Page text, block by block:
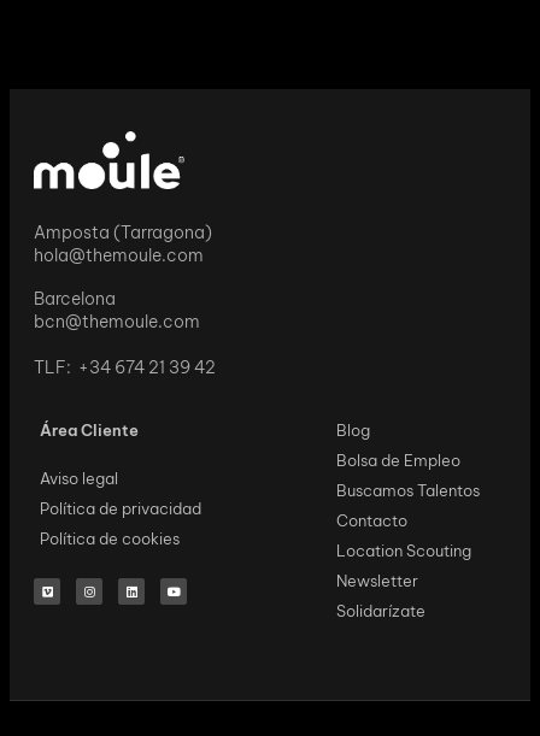
Amposta (Tarragona)
hola@themoule.com
Barcelona
bcn@themoule.com
TLF: +34 674 21 39 42
Área Cliente
Aviso legal
Política de privacidad
Política de cookies
Blog
Bolsa de Empleo
Buscamos Talentos
Contacto
Location Scouting
Newsletter
Solidarízate